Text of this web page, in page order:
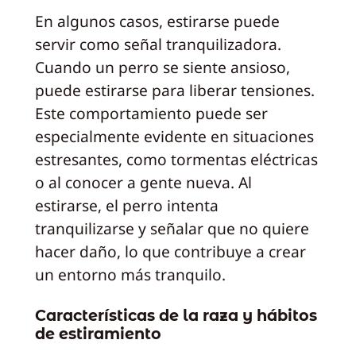
En algunos casos, estirarse puede
servir como señal tranquilizadora.
Cuando un perro se siente ansioso,
puede estirarse para liberar tensiones.
Este comportamiento puede ser
especialmente evidente en situaciones
estresantes, como tormentas eléctricas
o al conocer a gente nueva. Al
estirarse, el perro intenta
tranquilizarse y señalar que no quiere
hacer daño, lo que contribuye a crear
un entorno más tranquilo.
Características de la raza y hábitos
de estiramiento